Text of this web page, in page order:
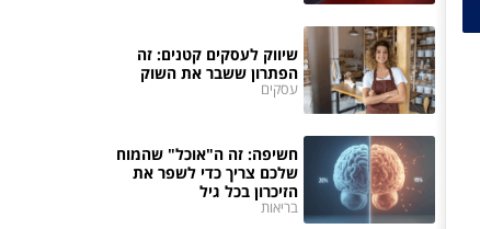
שיווק לעסקים קטנים: זה
הפתרון ששבר את השוק
עסקים
חשיפה: זה ה"אוכל" שהמוח
שלכם צריך כדי לשפר את
הזיכרון בכל גיל
בריאות